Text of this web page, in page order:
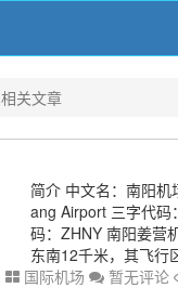
相关文章
简介 中文名：南阳
ang Airport 三字代码
码：ZHNY 南阳姜营
东南12千米，其飞行
国际机场 暂无评论